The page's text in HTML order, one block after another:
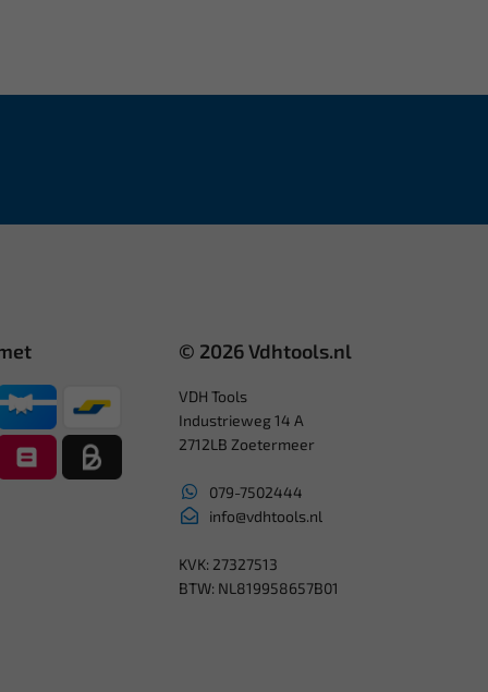
© 2026 Vdhtools.nl
VDH Tools
Industrieweg 14 A
2712LB Zoetermeer
079-7502444
info@vdhtools.nl
KVK: 27327513
BTW: NL819958657B01